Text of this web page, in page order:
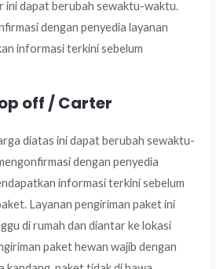
ini dapat berubah sewaktu-waktu.
dengan penyedia layanan
informasi terkini sebelum
off / Carter
diatas ini dapat berubah sewaktu-
dengan penyedia
informasi terkini sebelum
Layanan pengiriman paket ini
di rumah dan diantar ke lokasi
paket hewan wajib dengan